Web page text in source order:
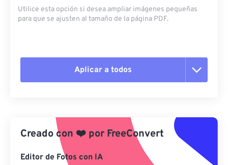
Utilice esta opción si desea ampliar imágenes pequeñas
para que se ajusten al tamaño de la página PDF.
Aplicar a todos
Aplicar desde el ajuste preestablecido
Guardar como preestablecido
Creado con ❤️ por FreeConvert
Editor de Fotos con IA